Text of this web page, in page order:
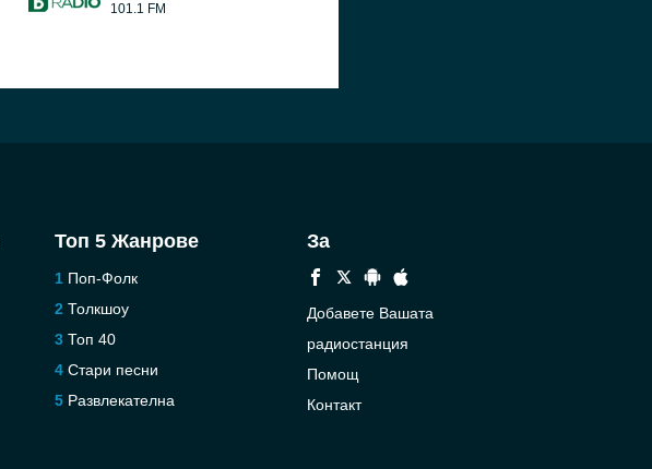
101.1 FM
Топ 5 Жанрове
Поп-Фолк
Толкшоу
Топ 40
Стари песни
Развлекателна
За
Добавете Вашата
радиостанция
Помощ
Контакт